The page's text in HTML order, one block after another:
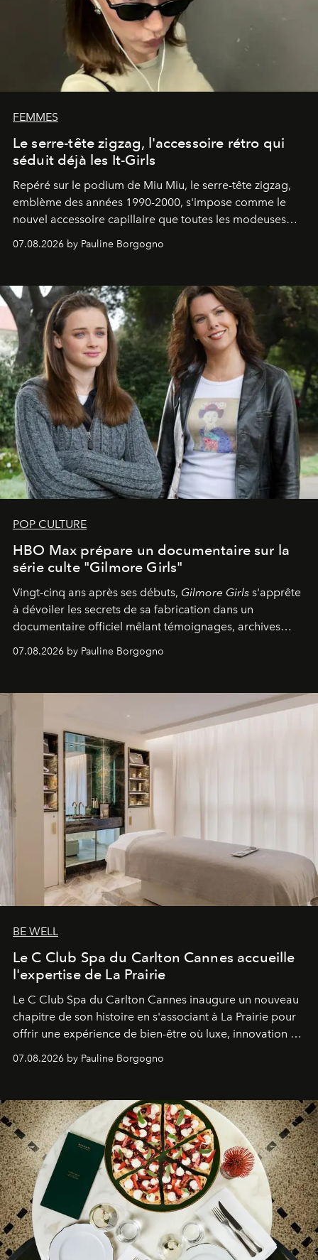
FEMMES
Le serre-tête zigzag, l'accessoire rétro qui
séduit déjà les It-Girls
Repéré sur le podium de Miu Miu, le serre-tête zigzag,
emblème des années 1990-2000, s'impose comme le
nouvel accessoire capillaire que toutes les modeuses
s'arrachent déjà.
07.08.2026 by Pauline Borgogno
POP CULTURE
HBO Max prépare un documentaire sur la
série culte "Gilmore Girls"
Vingt-cinq ans après ses débuts, Gilmore Girls s'apprête
à dévoiler les secrets de sa fabrication dans un
documentaire officiel mêlant témoignages, archives
inédites et plongée dans les coulisses d'un phénomène
générationnel.
07.08.2026 by Pauline Borgogno
BE WELL
Le C Club Spa du Carlton Cannes accueille
l'expertise de La Prairie
Le C Club Spa du Carlton Cannes inaugure un nouveau
chapitre de son histoire en s'associant à La Prairie pour
offrir une expérience de bien-être où luxe, innovation et
expertise se rencontrent.
07.08.2026 by Pauline Borgogno